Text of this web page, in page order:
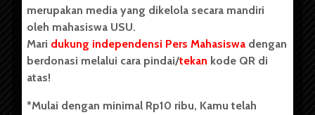
Copyright © 2023. All rights reserved BOPM WACANA.
merupakan media yang dikelola secara mandiri
oleh mahasiswa USU.
Mari dukung independensi Pers Mahasiswa dengan
berdonasi melalui cara pindai/tekan kode QR di
atas!
*Mulai dengan minimal Rp10 ribu, Kamu telah